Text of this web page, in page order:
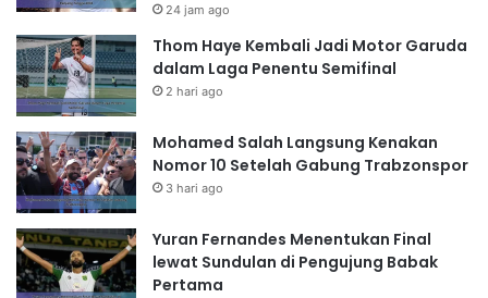
24 jam ago
Thom Haye Kembali Jadi Motor Garuda
dalam Laga Penentu Semifinal
2 hari ago
Mohamed Salah Langsung Kenakan
Nomor 10 Setelah Gabung Trabzonspor
3 hari ago
Yuran Fernandes Menentukan Final
lewat Sundulan di Pengujung Babak
Pertama